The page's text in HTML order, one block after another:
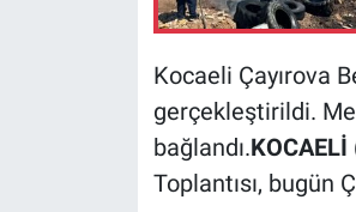
Kocaeli Çayırova
gerçekleştirildi.
bağlandı.KOCAELİ
Toplantısı, bugün